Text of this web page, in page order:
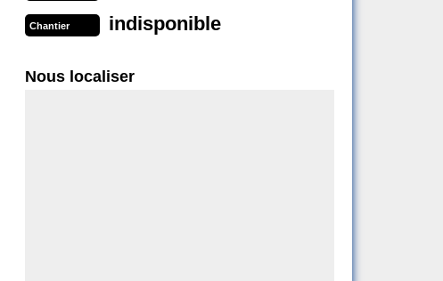
Chantier indisponible
Nous localiser